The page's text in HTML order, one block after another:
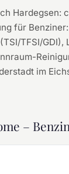
Hardegsen:
für
TFSI/GDI),
im
–